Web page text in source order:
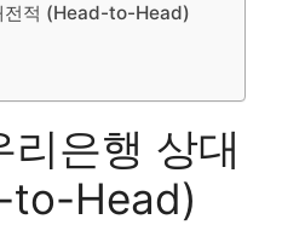
전적 (Head-to-Head)
은행 상대
to-Head)